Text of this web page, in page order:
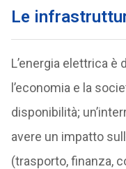
Le
L’energia elettrica
l’economia e la
disponibilità;
avere un impatto
(trasporto, finanza,